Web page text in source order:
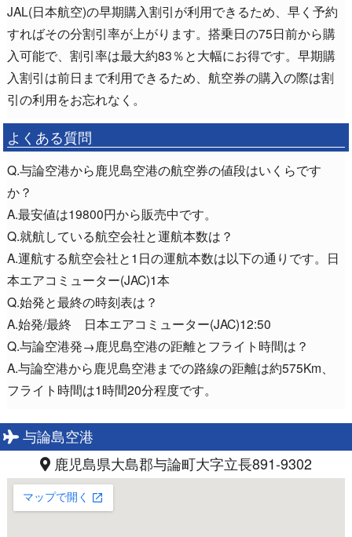
JAL(日本航空)の早期購入割引が利用できるため、早く予約
すればその分割引率が上がります。搭乗日の75日前から購
入可能で、割引率は最大約83％と大幅にお得です。早期購
入割引は前日まで利用できるため、航空券の購入の際は割
引の利用をお忘れなく。
よくある質問
Q.与論空港から鹿児島空港の航空券の値段はいくらです
か？
A.最安値は19800円から販売中です。
Q.就航している航空会社と運航本数は？
A.運航する航空会社と1日の運航本数は以下の通りです。日
本エアコミューター(JAC)1本
Q.始発と最終の時刻表は？
A.始発/最終 日本エアコミューター(JAC)12:50
Q.与論空港発→鹿児島空港の距離とフライト時間は？
A.与論空港から鹿児島空港までの路線の距離は約575Km、
フライト時間は1時間20分程度です。
与論島空港
鹿児島県大島郡与論町大字立長891-9302